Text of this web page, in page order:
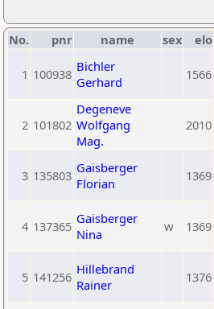
No. pnr name sex elo
1 100938 Bichler
Gerhard
1566
2 101802
Degeneve
Wolfgang
Mag.
2010
3 135803 Gaisberger
Florian
1369
4 137365 Gaisberger
Nina
w 1369
5 141256 Hillebrand
Rainer
1376